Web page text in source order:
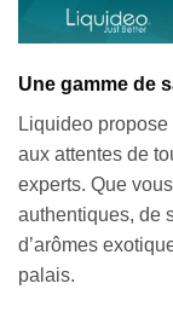
Une gamme de
Liquideo
aux attentes de
experts. Que
authentiques, de
d’arômes
palais.